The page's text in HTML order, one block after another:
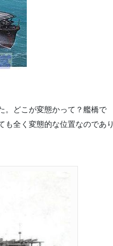
。どこが変態かって？艦橋で
も全く変態的な位置なのであり